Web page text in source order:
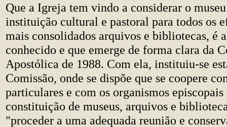
Que a Igreja tem vindo a considerar o
instituição cultural e pastoral para todos os
mais consolidados arquivos e bibliotecas, é
conhecido e que emerge de forma clara da
Apostólica de 1988. Com ela, instituiu-se
Comissão, onde se dispõe que se coopere
particulares e com os organismos episcopais
constituição de museus, arquivos e
"proceder a uma adequada reunião e